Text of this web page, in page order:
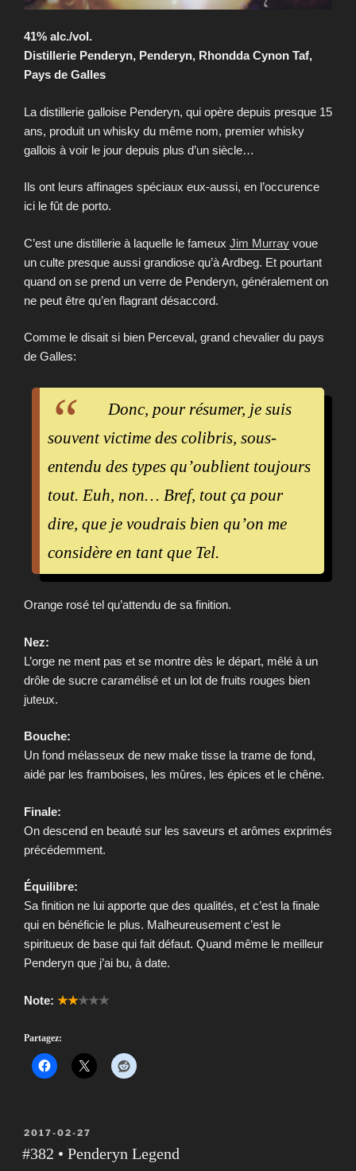
41% alc./vol.
Distillerie Penderyn, Penderyn, Rhondda Cynon Taf,
Pays de Galles
La distillerie galloise Penderyn, qui opère depuis presque 15
ans, produit un whisky du même nom, premier whisky
gallois à voir le jour depuis plus d’un siècle…
Ils ont leurs affinages spéciaux eux-aussi, en l’occurence
ici le fût de porto.
C’est une distillerie à laquelle le fameux Jim Murray voue
un culte presque aussi grandiose qu’à Ardbeg. Et pourtant
quand on se prend un verre de Penderyn, généralement on
ne peut être qu’en flagrant désaccord.
Comme le disait si bien Perceval, grand chevalier du pays
de Galles:
Donc, pour résumer, je suis
souvent victime des colibris, sous-
entendu des types qu’oublient toujours
tout. Euh, non… Bref, tout ça pour
dire, que je voudrais bien qu’on me
considère en tant que Tel.
Orange rosé tel qu’attendu de sa finition.
Nez:
L’orge ne ment pas et se montre dès le départ, mêlé à un
drôle de sucre caramélisé et un lot de fruits rouges bien
juteux.
Bouche:
Un fond mélasseux de new make tisse la trame de fond,
aidé par les framboises, les mûres, les épices et le chêne.
Finale:
On descend en beauté sur les saveurs et arômes exprimés
précédemment.
Équilibre:
Sa finition ne lui apporte que des qualités, et c’est la finale
qui en bénéficie le plus. Malheureusement c’est le
spiritueux de base qui fait défaut. Quand même le meilleur
Penderyn que j’ai bu, à date.
Note: ★★★★★
Partagez:
PUBLIÉ
LE
2017-02-27
#382 • Penderyn Legend